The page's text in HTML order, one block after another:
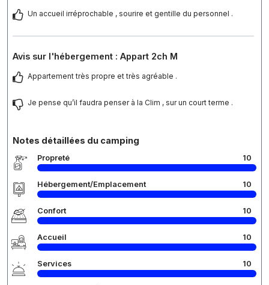
Un accueil irréprochable , sourire et gentille du personnel .
Avis sur l'hébergement : Appart 2ch M
Appartement très propre et très agréable .
Je pense qu’il faudra penser à la Clim , sur un court terme .
Notes détaillées du camping
Propreté 10
Hébergement/Emplacement 10
Confort 10
Accueil 10
Services 10